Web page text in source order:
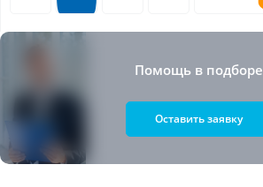
Помощь в подборе
Оставить заявку